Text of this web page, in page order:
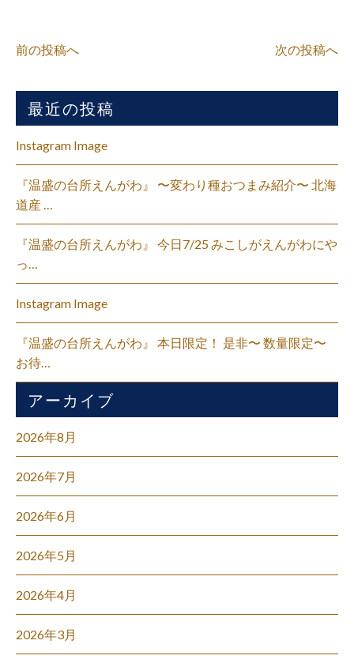
前の投稿へ 次の投稿へ
最近の投稿
Instagram Image
『温盛の台所えんがわ』 〜変わり種おつまみ紹介〜 北海
道産 …
『温盛の台所えんがわ』 今日7/25 みこしがえんがわにや
っ…
Instagram Image
『温盛の台所えんがわ』 本日限定！ 是非〜 数量限定〜
お待…
アーカイブ
2026年8月
2026年7月
2026年6月
2026年5月
2026年4月
2026年3月